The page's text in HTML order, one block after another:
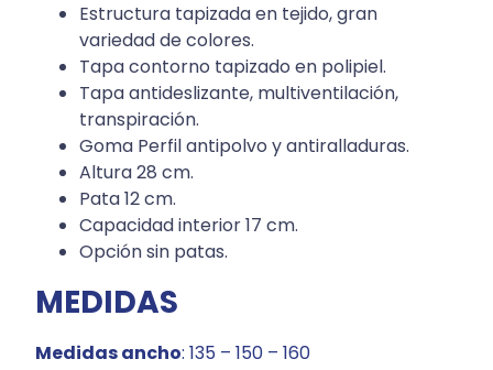
Estructura tapizada en tejido, gran
variedad de colores.
Tapa contorno tapizado en polipiel.
Tapa antideslizante, multiventilación,
transpiración.
Goma Perfil antipolvo y antiralladuras.
Altura 28 cm.
Pata 12 cm.
Capacidad interior 17 cm.
Opción sin patas.
MEDIDAS
Medidas ancho: 135 – 150 – 160